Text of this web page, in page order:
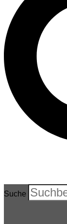
🎟
Suche